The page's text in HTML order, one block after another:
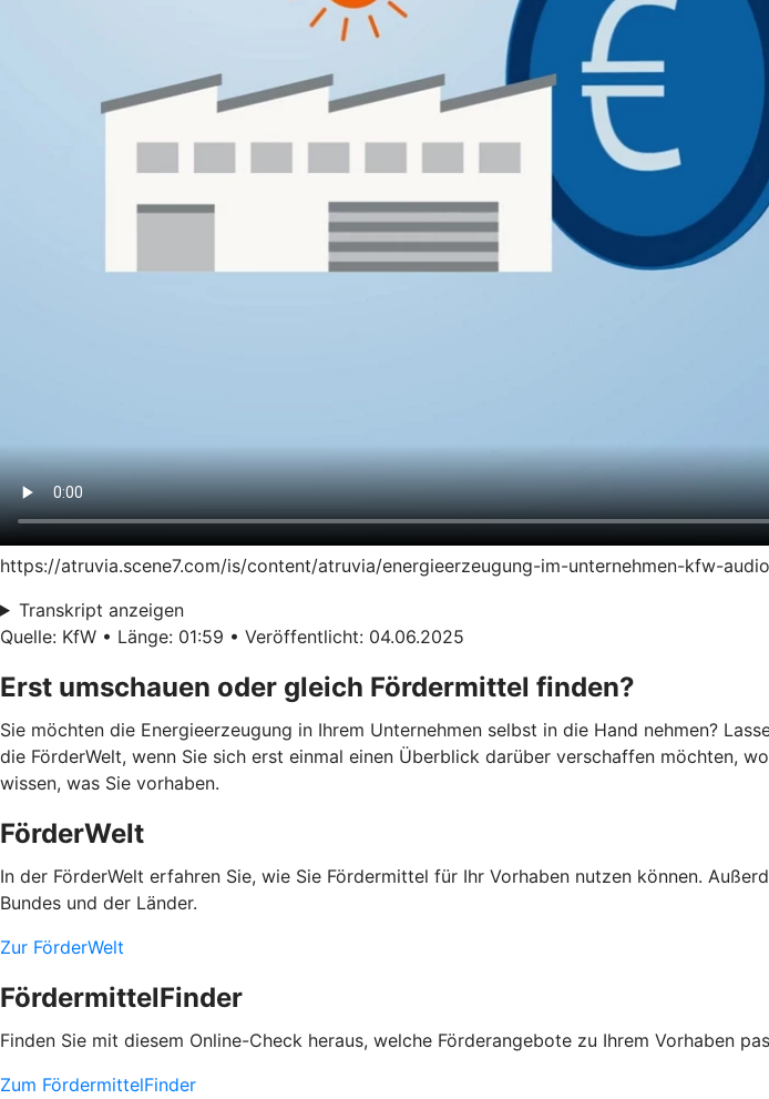
https://atruvia.scene7.com/is/content/atruvia/energieerzeugung-im-unternehmen-kfw-
Transkript anzeigen
Quelle: KfW • Länge: 01:59 • Veröffentlicht: 04.06.2025
Erst umschauen oder gleich Fördermittel finden?
Sie möchten die Energieerzeugung in Ihrem Unternehmen selbst in die Hand nehmen?
die FörderWelt, wenn Sie sich erst einmal einen Überblick darüber verschaffen möchten,
wissen, was Sie vorhaben.
FörderWelt
In der FörderWelt erfahren Sie, wie Sie Fördermittel für Ihr Vorhaben nutzen können.
Bundes und der Länder.
Zur FörderWelt
FördermittelFinder
Finden Sie mit diesem Online-Check heraus, welche Förderangebote zu Ihrem Vorhaben
Zum FördermittelFinder